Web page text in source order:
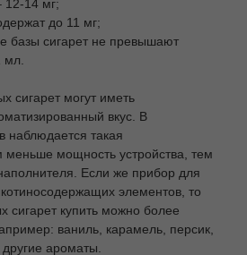
12-14 мг;
до 11 мг;
базы сигарет не превышают
мл.
сигарет могут иметь
вкус. В
наблюдается такая
меньше мощность устройства, тем
Если же прибор для
элементов, то
сигарет купить можно более
ваниль, карамель, персик,
ароматы.